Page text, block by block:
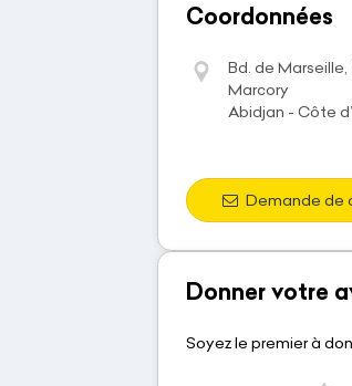
Coordonnées
Bd. de
Marcory
Abidjan - Côte
Demande de
Donner votre
Soyez le premier à